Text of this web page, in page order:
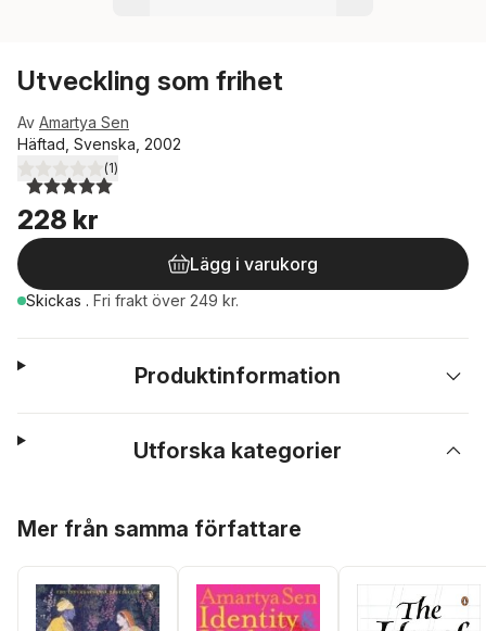
Utveckling som frihet
Av Amartya Sen
Häftad, Svenska, 2002
5,0utav 5 stjärnor. Totalt antal röster:
(1)
228 kr
Lägg i varukorg
Skickas . Fri frakt över 249 kr.
Produktinformation
Utforska kategorier
Mer från samma författare